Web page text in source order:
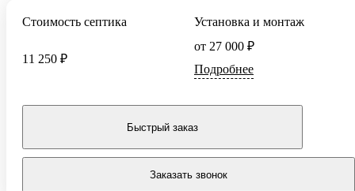
Стоимость септика
11 250 ₽
Быстрый заказ
Заказать звонок
Установка и монтаж
от 27 000 ₽
Подробнее